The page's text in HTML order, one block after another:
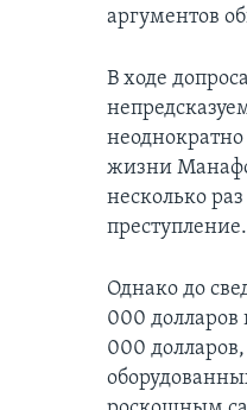
аргументов
В ходе
жизни
несколько
преступление.
Однако до
000 долларов
000